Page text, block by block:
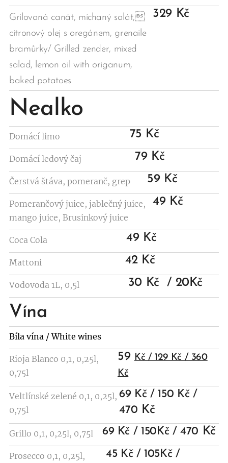
Grilovaná canát, míchaný salát,
citronový olej s oregánem, grenaile
bramůrky/ Grilled zender, mixed
salad, lemon oil with origanum,
baked potatoes
329 Kč
Nealko
Domácí limo 75 Kč
Domácí ledový čaj 79 Kč
Čerstvá štáva, pomeranč, grep 59 Kč
Pomerančový juice, jablečný juice,
mango juice, Brusinkový juice
49 Kč
Coca Cola 49 Kč
Mattoni 42 Kč
Vodovoda 1L, 0,5l 30 Kč / 20Kč
Vína
Bíla vína / White wines
Rioja Blanco 0,1, 0,25l,
0,75l
59 Kč / 129 Kč / 360
Kč
Veltlínské zelené 0,1, 0,25l,
0,75l
69 Kč / 150 Kč /
470 Kč
Grillo 0,1, 0,25l, 0,75l 69 Kč / 150Kč / 470 Kč
Prosecco 0,1, 0,25l,
45 Kč / 105Kč /